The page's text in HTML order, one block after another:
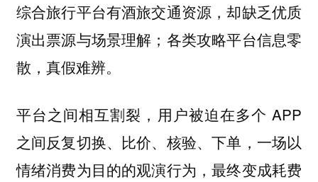
综合旅行平台有酒旅交通资源，却缺乏优质
演出票源与场景理解；各类攻略平台信息零
散，真假难辨。
平台之间相互割裂，用户被迫在多个 APP
之间反复切换、比价、核验、下单，一场以
情绪消费为目的的观演行为，最终变成耗费